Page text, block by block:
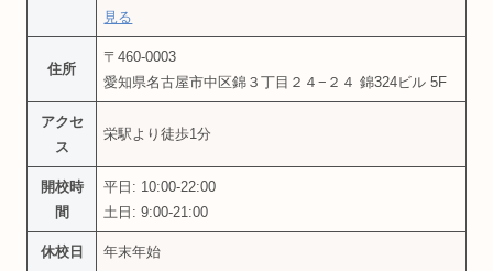
見る
住所
〒460-0003
愛知県名古屋市中区錦３丁目２４−２４ 錦324ビル 5F
アクセ
ス
栄駅より徒歩1分
開校時
間
平日: 10:00-22:00
土日: 9:00-21:00
休校日 年末年始